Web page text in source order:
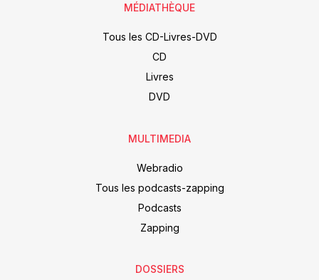
MÉDIATHÈQUE
Tous les CD-Livres-DVD
CD
Livres
DVD
MULTIMEDIA
Webradio
Tous les podcasts-zapping
Podcasts
Zapping
DOSSIERS